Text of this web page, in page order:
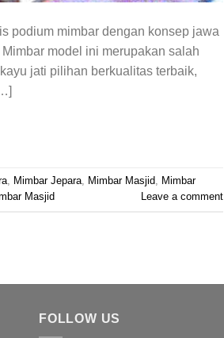
podium mimbar dengan konsep jawa
model ini merupakan salah
jati pilihan berkualitas terbaik,
Mimbar Jepara Mimbar Masjid
Mimbar
Masjid Leave a comment
FOLLOW US